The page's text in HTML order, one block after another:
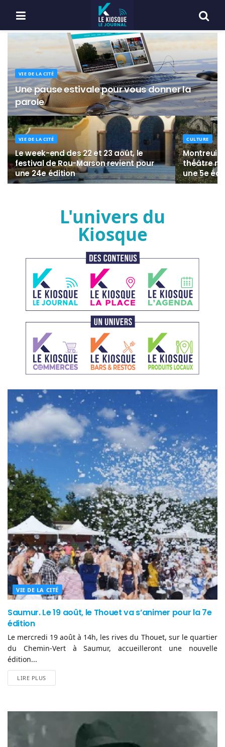
VIE DE LA CITÉ
Une pause estivale pour vous donner la
parole
VIE DE LA CITÉ
Le week-end des 22 et 23 août, le
festival de Rou-Marson revient pour
une 24e édition
CULTURE
Montreuil-
théâtre
une 5e
L'univers du
Kiosque
VIE DE LA CITÉ
Saumur. Le 19 août, le Thouet va s’animer pour la 7e
édition
Le mercredi 19 août à 14h, les rives du Thouet, sur le quartier
du Chemin-Vert à Saumur, accueilleront une nouvelle
édition...
LIRE PLUS